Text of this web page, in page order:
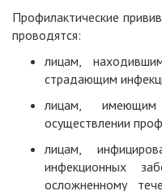
Профилактические
проводятся:
лицам,
страдающим
лицам,
осуществлении
лицам,
инфекционных
осложненному